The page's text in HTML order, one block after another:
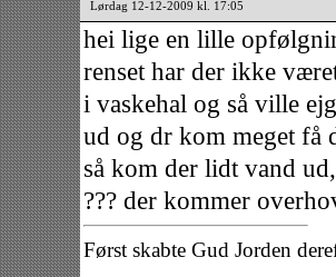
Lørdag 12-12-2009 kl. 17:05
hei lige en lille
renset har der ikke
i vaskehal og så ville
ud og dr kom meget få
så kom der lidt vand
??? der kommer
Først skabte Gud Jorden